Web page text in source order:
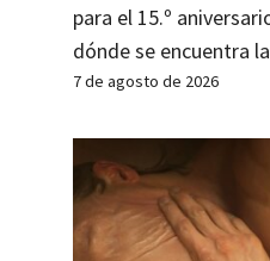
para el 15.º
dónde se encuentra
7 de agosto de 2026